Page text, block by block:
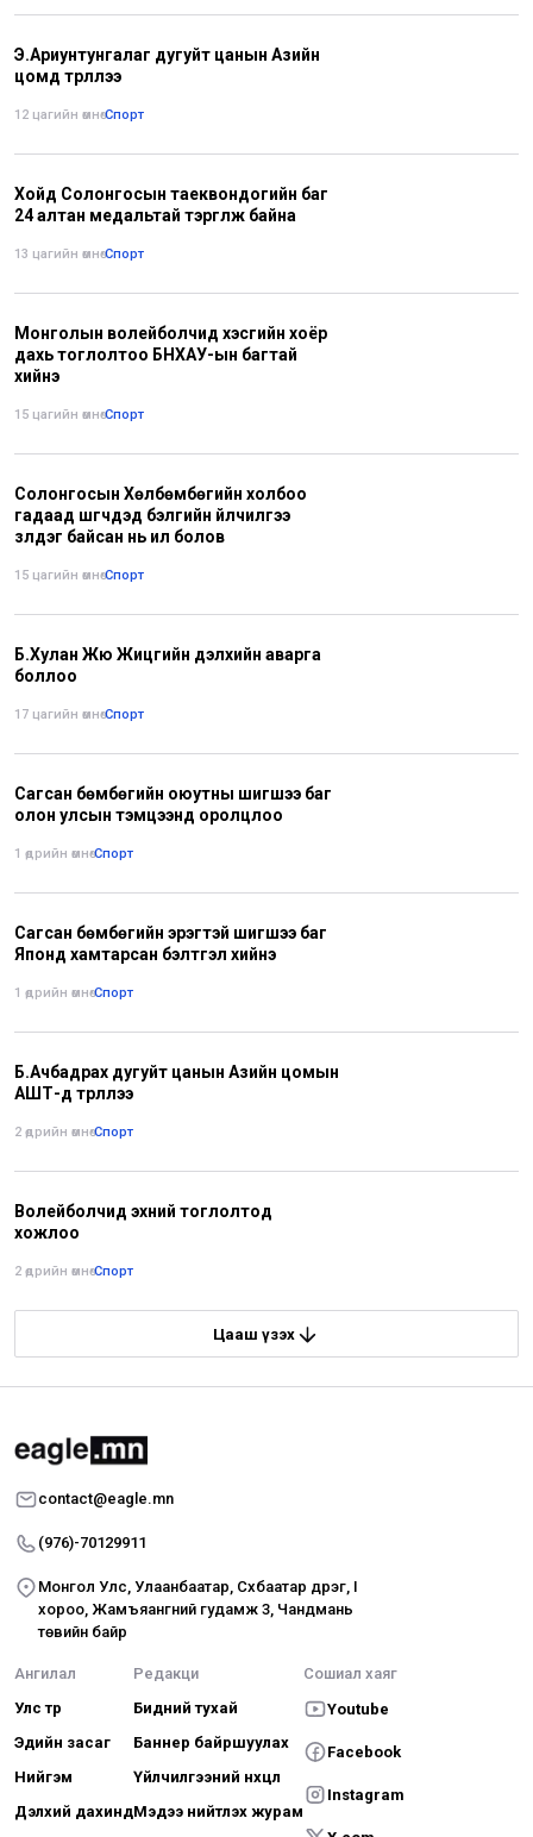
Э.Ариунтунгалаг дугуйт цанын Азийн
цомд түрүүллээ
12 цагийн өмнө•Спорт
Хойд Солонгосын таеквондогийн баг
24 алтан медальтай тэргүүлж байна
13 цагийн өмнө•Спорт
Монголын волейболчид хэсгийн хоёр
дахь тоглолтоо БНХАУ-ын багтай
хийнэ
15 цагийн өмнө•Спорт
Солонгосын Хөлбөмбөгийн холбоо
гадаад шүүгчдэд бэлгийн үйлчилгээ
үзүүлдэг байсан нь ил болов
15 цагийн өмнө•Спорт
Б.Хулан Жюү Жицүгийн дэлхийн аварга
боллоо
17 цагийн өмнө•Спорт
Сагсан бөмбөгийн оюутны шигшээ баг
олон улсын тэмцээнд оролцлоо
1 өдрийн өмнө•Спорт
Сагсан бөмбөгийн эрэгтэй шигшээ баг
Японд хамтарсан бэлтгэл хийнэ
1 өдрийн өмнө•Спорт
Б.Ачбадрах дугуйт цанын Азийн цомын
АШТ-д түрүүллээ
2 өдрийн өмнө•Спорт
Волейболчид эхний тоглолтод
хожлоо
2 өдрийн өмнө•Спорт
Цааш үзэх
contact@eagle.mn
(976)-70129911
Монгол Улс, Улаанбаатар, Сүхбаатар дүүрэг, I
хороо, Жамъяангүний гудамж 3, Чандмань
төвийн байр
Ангилал
Улс төр
Эдийн засаг
Нийгэм
Дэлхий дахинд
Редакци
Бидний тухай
Баннер байршуулах
Үйлчилгээний нөхцөл
Мэдээ нийтлэх журам
Сошиал хаяг
Youtube
Facebook
Instagram